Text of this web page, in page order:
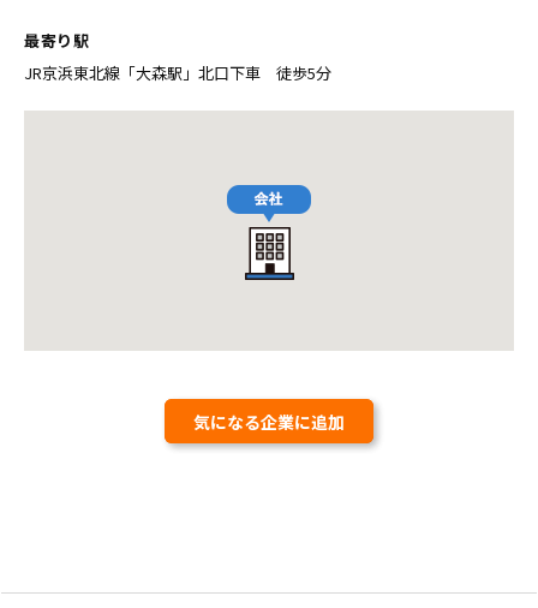
気になる企業に追加
最寄り駅
JR京浜東北線「大森駅」北口下車 徒歩5分
気になる企業に追加